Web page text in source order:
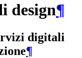
design¶
digitali
¶